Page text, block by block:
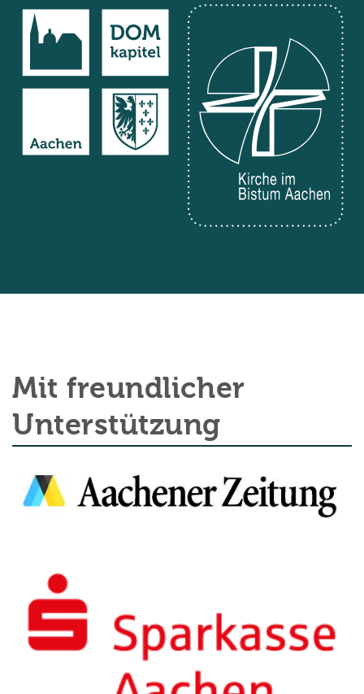
Mit freundlicher
Unterstützung